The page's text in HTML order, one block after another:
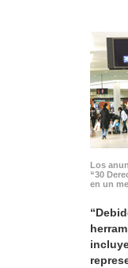
Los
“30
en un